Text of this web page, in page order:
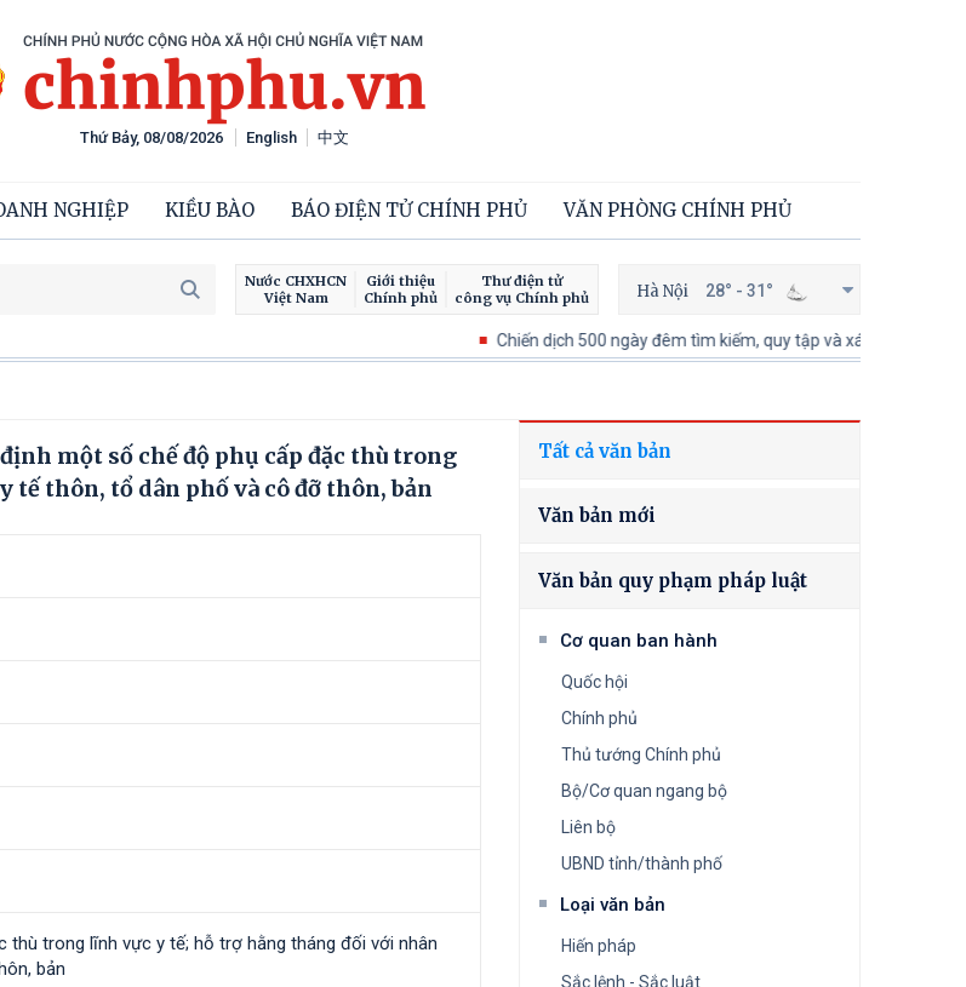
English 中文
NGHIỆP KIỀU BÀO BÁO ĐIỆN TỬ CHÍNH PHỦ VĂN PHÒNG CHÍNH PHỦ
Thứ Bảy, 08/08/2026
Nước CHXHCN
Việt Nam
Giới thiệu
Chính phủ
Thư điện tử
công vụ Chính phủ
Hà Nội 28° - 31°
Chiến dịch 500 ngày đêm tìm kiếm, quy tập và xác định danh tính hài
một số chế độ phụ cấp đặc thù trong
thôn, tổ dân phố và cô đỡ thôn, bản
trong lĩnh vực y tế; hỗ trợ hằng tháng đối với nhân
bản
Tất cả văn bản
Văn bản mới
Văn bản quy phạm pháp luật
Cơ quan ban hành
Quốc hội
Chính phủ
Thủ tướng Chính phủ
Bộ/Cơ quan ngang bộ
Liên bộ
UBND tỉnh/thành phố
Loại văn bản
Hiến pháp
Sắc lệnh - Sắc luật